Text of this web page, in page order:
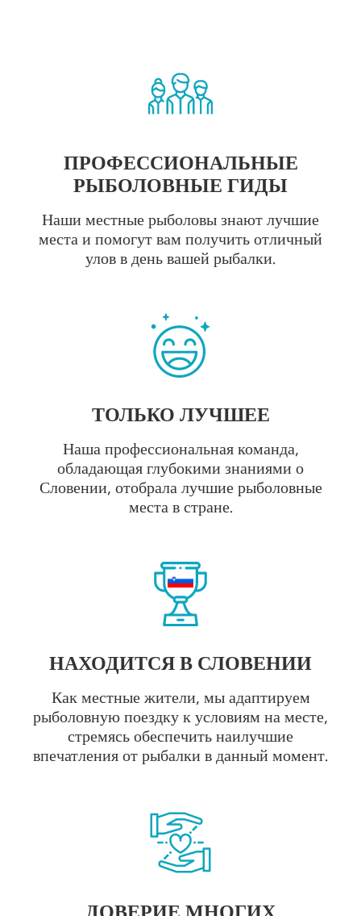
ПРОФЕССИОНАЛЬНЫЕ
РЫБОЛОВНЫЕ ГИДЫ
Наши местные рыболовы знают лучшие
места и помогут вам получить отличный
улов в день вашей рыбалки.
ТОЛЬКО ЛУЧШЕЕ
Наша профессиональная команда,
обладающая глубокими знаниями о
Словении, отобрала лучшие рыболовные
места в стране.
НАХОДИТСЯ В СЛОВЕНИИ
Как местные жители, мы адаптируем
рыболовную поездку к условиям на месте,
стремясь обеспечить наилучшие
впечатления от рыбалки в данный момент.